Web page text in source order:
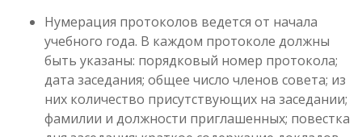
Нумерация протоколов ведется от начала
учебного года. В каждом протоколе должны
быть указаны: порядковый номер протокола;
дата заседания; общее число членов совета; из
них количество присутствующих на заседании;
фамилии и должности приглашенных; повестка